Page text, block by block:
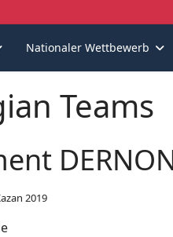
Nationaler Wettbewerb
Teams
2019